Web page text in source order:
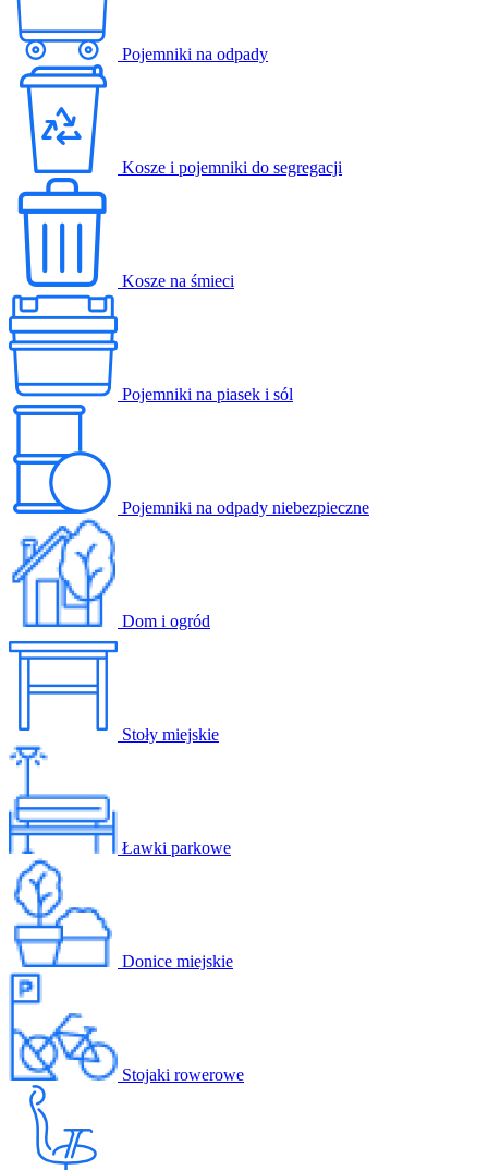
Pojemniki na odpady
Kosze i pojemniki do segregacji
Kosze na śmieci
Pojemniki na piasek i sól
Pojemniki na odpady niebezpieczne
Dom i ogród
Stoły miejskie
Ławki parkowe
Donice miejskie
Stojaki rowerowe